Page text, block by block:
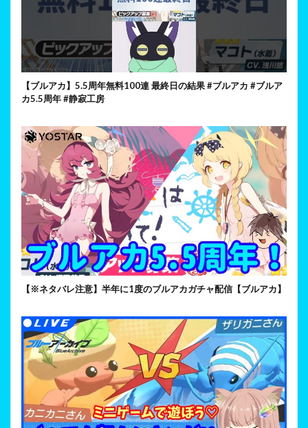
【ブルアカ】5.5周年無料100連 最終日の結果 #ブルアカ #ブルア
カ5.5周年 #静寂工房
【※ネタバレ注意】半年に1度のブルアカガチャ配信【ブルアカ】